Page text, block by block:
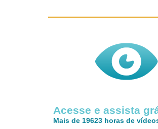
Acesse e assista
Mais de 19623 horas de